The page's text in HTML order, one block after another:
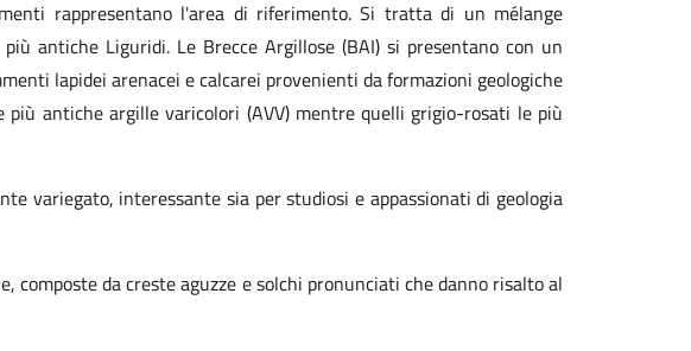
rappresentano l'area di riferimento. Si tratta di un mélange
antiche Liguridi. Le Brecce Argillose (BAI) si presentano con un
lapidei arenacei e calcarei provenienti da formazioni geologiche
più antiche argille varicolori (AVV) mentre quelli grigio-rosati le più
variegato, interessante sia per studiosi e appassionati di geologia
composte da creste aguzze e solchi pronunciati che danno risalto al